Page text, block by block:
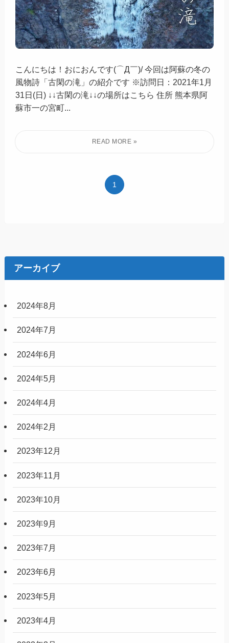
こんにちは！おにおんです(⌒Д￣)/ 今回は阿蘇の冬の
風物詩「古閑の滝」の紹介です ※訪問日：2021年1月
31日(日) ↓↓古閑の滝↓↓の場所はこちら 住所 熊本県阿
蘇市一の宮町...
1
アーカイブ
2024年8月
2024年7月
2024年6月
2024年5月
2024年4月
2024年2月
2023年12月
2023年11月
2023年10月
2023年9月
2023年7月
2023年6月
2023年5月
2023年4月